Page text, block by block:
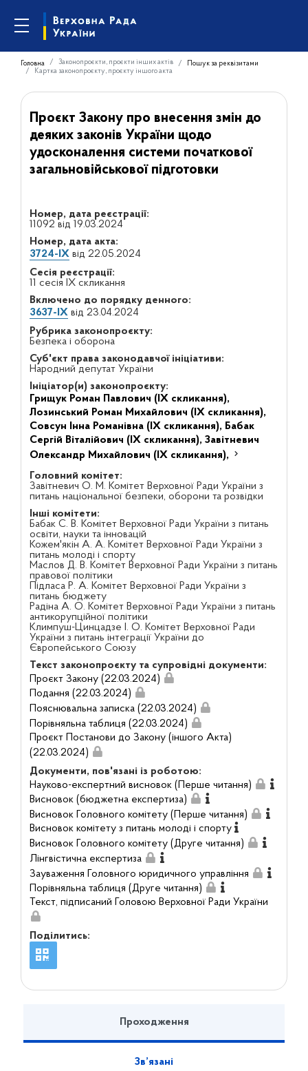
Головна Законопроєкти, проєкти інших актів
Пошук за реквізитами
Картка законопроєкту, проєкту іншого акта
Проєкт Закону про внесення змін до
деяких законів України щодо
удосконалення системи початкової
загальновійськової підготовки
Номер, дата реєстрації:
11092 від 19.03.2024
Номер, дата акта:
3724-IXвід 22.05.2024
Сесія реєстрації:
11 сесія IX скликання
Включено до порядку денного:
3637-IXвід 23.04.2024
Рубрика законопроєкту:
Безпека і оборона
Суб'єкт права законодавчої ініціативи:
Народний депутат України
Ініціатор(и) законопроєкту:
Грищук Роман Павлович (IX скликання),
Лозинський Роман Михайлович (IX скликання),
Совсун Інна Романівна (IX скликання), Бабак
Сергій Віталійович (IX скликання), Завітневич
Олександр Михайлович (IX скликання),
Головний комітет:
Завітневич О. М. Комітет Верховної Ради України з
питань національної безпеки, оборони та розвідки
Інші комітети:
Бабак С. В. Комітет Верховної Ради України з питань
освіти, науки та інновацій
Кожем'якін А. А. Комітет Верховної Ради України з
питань молоді і спорту
Маслов Д. В. Комітет Верховної Ради України з питань
правової політики
Підласа Р. А. Комітет Верховної Ради України з
питань бюджету
Радіна А. О. Комітет Верховної Ради України з питань
антикорупційної політики
Климпуш-Цинцадзе І. О. Комітет Верховної Ради
України з питань інтеграції України до
Європейського Союзу
Текст законопроєкту та супровідні документи:
Проєкт Закону (22.03.2024)
Подання (22.03.2024)
Пояснювальна записка (22.03.2024)
Порівняльна таблиця (22.03.2024)
Проєкт Постанови до Закону (іншого Акта)
(22.03.2024)
Документи, пов'язані із роботою:
Науково-експертний висновок (Перше читання)
Висновок (бюджетна експертиза)
Висновок Головного комітету (Перше читання)
Висновок комітету з питань молоді і спорту
Висновок Головного комітету (Друге читання)
Лінгвістична експертиза
Зауваження Головного юридичного управління
Порівняльна таблиця (Друге читання)
Текст, підписаний Головою Верховної Ради України
Поділитись:
Проходження
Зв’язані